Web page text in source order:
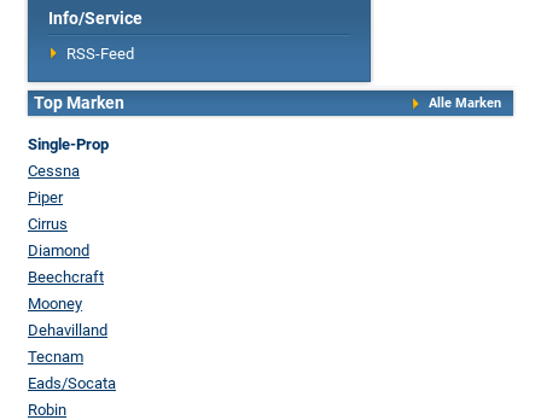
Info/Service
RSS-Feed
Top Marken Alle Marken
Single-Prop
Cessna
Piper
Cirrus
Diamond
Beechcraft
Mooney
Dehavilland
Tecnam
Eads/Socata
Robin